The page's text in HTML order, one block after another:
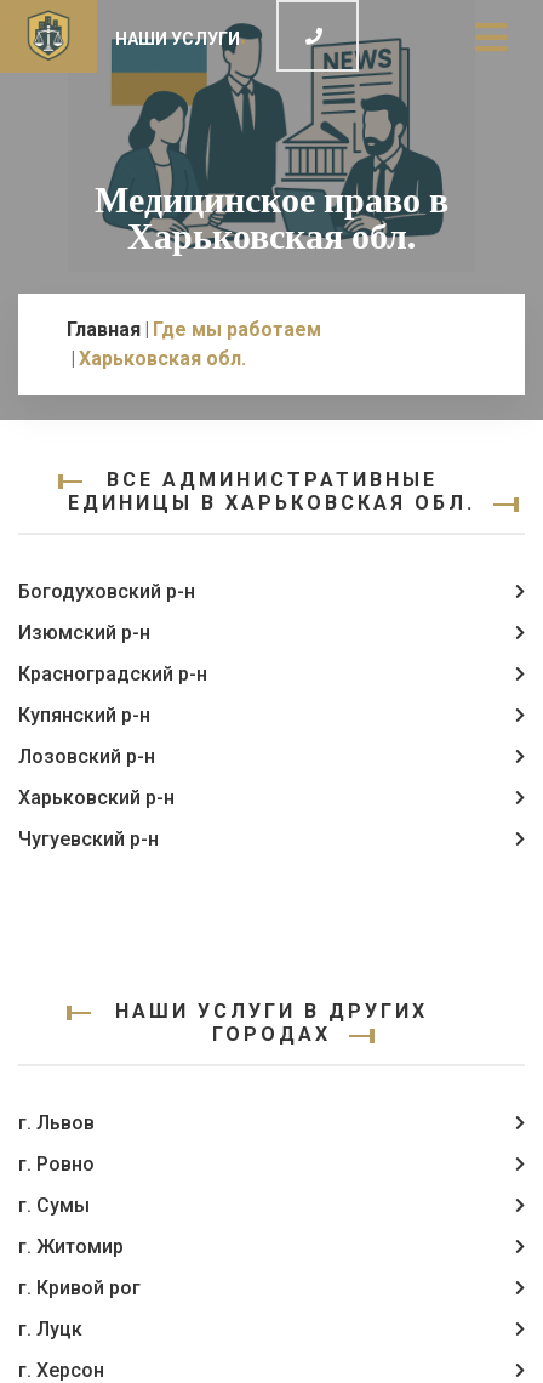
НАШИ УСЛУГИ
Медицинское право в
Харьковская обл.
Главная Где мы работаем
Харьковская обл.
ВСЕ АДМИНИСТРАТИВНЫЕ
ЕДИНИЦЫ В ХАРЬКОВСКАЯ ОБЛ.
Богодуховский р-н
Изюмский р-н
Красноградский р-н
Купянский р-н
Лозовский р-н
Харьковский р-н
Чугуевский р-н
НАШИ УСЛУГИ В ДРУГИХ
ГОРОДАХ
г. Львов
г. Ровно
г. Сумы
г. Житомир
г. Кривой рог
г. Луцк
г. Херсон